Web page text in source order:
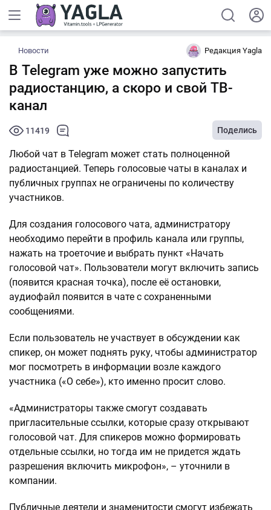
Новости Редакция Yagla
В Telegram уже можно запустить
радиостанцию, а скоро и свой ТВ-
канал
11419 Поделись
Любой чат в Telegram может стать полноценной
радиостанцией. Теперь голосовые чаты в каналах и
публичных группах не ограничены по количеству
участников.
Для создания голосового чата, администратору
необходимо перейти в профиль канала или группы,
нажать на троеточие и выбрать пункт «Начать
голосовой чат». Пользователи могут включить запись
(появится красная точка), после её остановки,
аудиофайл появится в чате с сохраненными
сообщениями.
Если пользователь не участвует в обсуждении как
спикер, он может поднять руку, чтобы администратор
мог посмотреть в информации возле каждого
участника («О себе»), кто именно просит слово.
«Администраторы также смогут создавать
пригласительные ссылки, которые сразу открывают
голосовой чат. Для спикеров можно формировать
отдельные ссылки, но тогда им не придется ждать
разрешения включить микрофон», – уточнили в
компании.
Публичные деятели и знаменитости смогут избежать